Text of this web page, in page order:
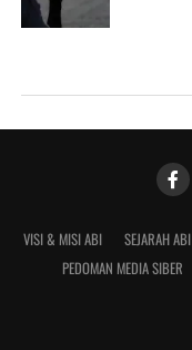
VISI & MISI ABI SEJARAH ABI
PEDOMAN MEDIA SIBER